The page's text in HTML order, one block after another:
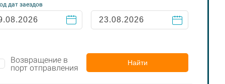
дат заездов
Возвращение в
порт отправления
Найти